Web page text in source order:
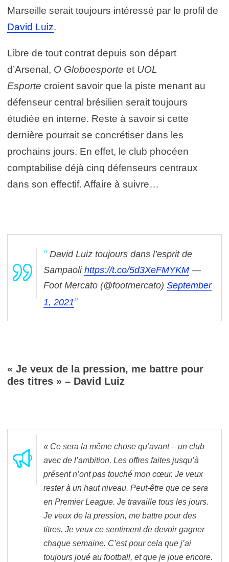
Marseille serait toujours intéressé par le profil de
David Luiz.
Libre de tout contrat depuis son départ
d’Arsenal, O Globoesporte et UOL
Esporte croient savoir que la piste menant au
défenseur central brésilien serait toujours
étudiée en interne. Reste à savoir si cette
dernière pourrait se concrétiser dans les
prochains jours. En effet, le club phocéen
comptabilise déjà cinq défenseurs centraux
dans son effectif. Affaire à suivre…
David Luiz toujours dans l’esprit de
Sampaoli https://t.co/5d3XeFMYKM —
Foot Mercato (@footmercato) September
1, 2021
« Je veux de la pression, me battre pour
des titres » – David Luiz
« Ce sera la même chose qu’avant – un club
avec de l’ambition. Les offres faites jusqu’à
présent n’ont pas touché mon cœur. Je veux
rester à un haut niveau. Peut-être que ce sera
en Premier League. Je travaille tous les jours.
Je veux de la pression, me battre pour des
titres. Je veux ce sentiment de devoir gagner
chaque semaine. C’est pour cela que j’ai
toujours joué au football, et que je joue encore.